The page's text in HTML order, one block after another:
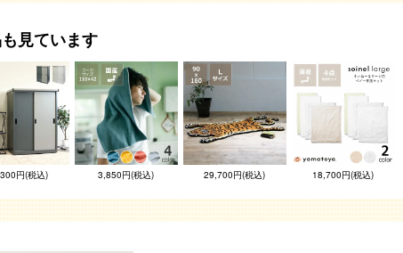
見ています
円(税込) 3,850円(税込) 29,700円(税込) 18,700円(税込)